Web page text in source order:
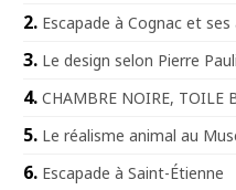
Escapade à Cognac et
Le design selon Pierre
CHAMBRE NOIRE, TOILE
Le réalisme animal au
Escapade à Saint-Étienne